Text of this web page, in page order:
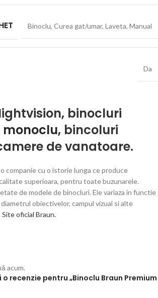
Binoclu, Curea gat/umar, Laveta, Manual
Da
, binocluri
monoclu, bincoluri
de vanatoare.
companie cu o istorie lunga ce produce
superioara, pentru toate buzunarele.
de modele de binocluri. Ele variaza in functie
obiectivelor, campul vizual si alte
Site oficial Braun.
acum.
recenzie pentru „Binoclu Braun Premium